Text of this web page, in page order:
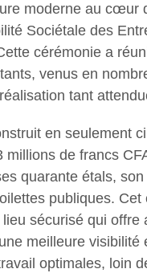
moderne au cœur
Sociétale des
cérémonie a
venus en
tant
en seulement
millions de francs
quarante étals,
publiques. Cet
sécurisé qui offre
meilleure visibilité
optimales, loin